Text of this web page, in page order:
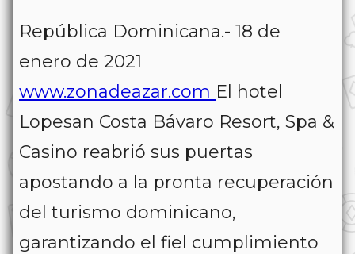
República Dominicana.- 18 de
enero de 2021
www.zonadeazar.com El hotel
Lopesan Costa Bávaro Resort, Spa &
Casino reabrió sus puertas
apostando a la pronta recuperación
del turismo dominicano,
garantizando el fiel cumplimiento